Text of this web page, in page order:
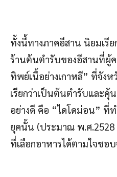
ทั้งนี้ทางภาคอีสาน นิยมเรีย
ร้านต้นตำรับของอีสานที่ผู้
ทิพย์เนื้อย่างเกาหลี” ที่จัง
เรียกว่าเป็นต้นตำรับและคุ้
อย่างดี คือ “ไดโดม่อน” ที่
ยุคนั้น (ประมาณ พ.ศ
ที่เลือกอาหารได้ตามใจชอ